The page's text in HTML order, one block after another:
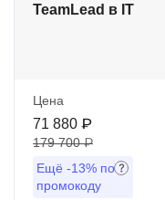
TeamLead в IT
Цена
71 880 ₽
179 700 ₽
Ещё -13% по
промокоду